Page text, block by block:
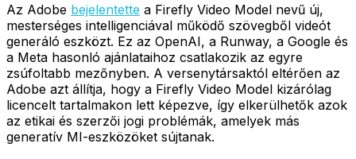
Az Adobe bejelentette a Firefly Video Model nevű új,
mesterséges intelligenciával működő szövegből videót
generáló eszközt. Ez az OpenAI, a Runway, a Google és
a Meta hasonló ajánlataihoz csatlakozik az egyre
zsúfoltabb mezőnyben. A versenytársaktól eltérően az
Adobe azt állítja, hogy a Firefly Video Model kizárólag
licencelt tartalmakon lett képezve, így elkerülhetők azok
az etikai és szerzői jogi problémák, amelyek más
generatív MI-eszközöket sújtanak.